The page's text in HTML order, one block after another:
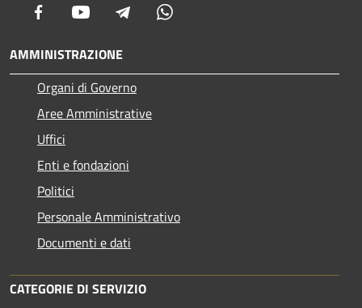
Facebook Youtube Telegram
AMMINISTRAZIONE
Organi di Governo
Aree Amministrative
Uffici
Enti e fondazioni
Politici
Personale Amministrativo
Documenti e dati
CATEGORIE DI SERVIZIO